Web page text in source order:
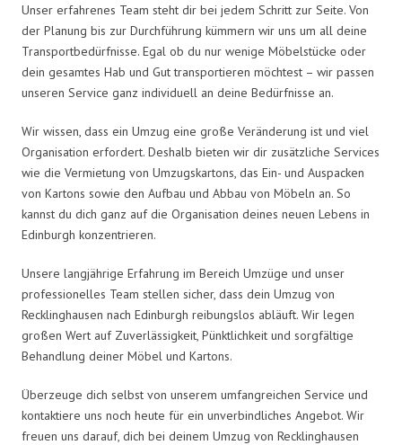
Unser erfahrenes Team steht dir bei jedem Schritt zur Seite. Von
der Planung bis zur Durchführung kümmern wir uns um all deine
Transportbedürfnisse. Egal ob du nur wenige Möbelstücke oder
dein gesamtes Hab und Gut transportieren möchtest – wir passen
unseren Service ganz individuell an deine Bedürfnisse an.
Wir wissen, dass ein Umzug eine große Veränderung ist und viel
Organisation erfordert. Deshalb bieten wir dir zusätzliche Services
wie die Vermietung von Umzugskartons, das Ein- und Auspacken
von Kartons sowie den Aufbau und Abbau von Möbeln an. So
kannst du dich ganz auf die Organisation deines neuen Lebens in
Edinburgh konzentrieren.
Unsere langjährige Erfahrung im Bereich Umzüge und unser
professionelles Team stellen sicher, dass dein Umzug von
Recklinghausen nach Edinburgh reibungslos abläuft. Wir legen
großen Wert auf Zuverlässigkeit, Pünktlichkeit und sorgfältige
Behandlung deiner Möbel und Kartons.
Überzeuge dich selbst von unserem umfangreichen Service und
kontaktiere uns noch heute für ein unverbindliches Angebot. Wir
freuen uns darauf, dich bei deinem Umzug von Recklinghausen